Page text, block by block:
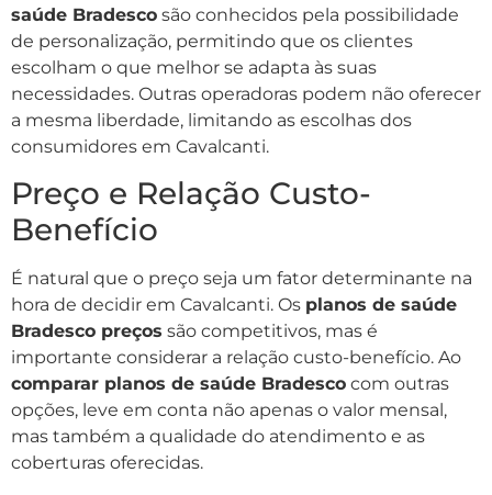
saúde Bradesco são conhecidos pela possibilidade
de personalização, permitindo que os clientes
escolham o que melhor se adapta às suas
necessidades. Outras operadoras podem não oferecer
a mesma liberdade, limitando as escolhas dos
consumidores em Cavalcanti.
Preço e Relação Custo-
Benefício
É natural que o preço seja um fator determinante na
hora de decidir em Cavalcanti. Os planos de saúde
Bradesco preços são competitivos, mas é
importante considerar a relação custo-benefício. Ao
comparar planos de saúde Bradesco com outras
opções, leve em conta não apenas o valor mensal,
mas também a qualidade do atendimento e as
coberturas oferecidas.